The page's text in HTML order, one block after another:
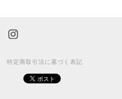
特定商取引法に基づく表記